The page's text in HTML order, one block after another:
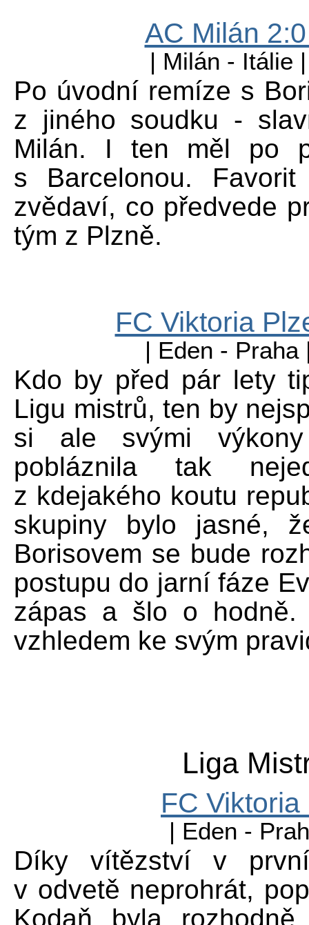
AC Milán
| Milán - Itálie
Po úvodní remíze s
z jiného soudku -
Milán. I ten měl po
s Barcelonou.
zvědaví, co předvede
tým z Plzně.
FC Viktoria
| Eden -
Kdo by před pár lety
Ligu mistrů, ten by
si ale svými
pobláznila tak
z kdejakého koutu
skupiny bylo jasné,
Borisovem se bude
postupu do jarní fáze
zápas a šlo o hodně.
vzhledem ke svým
Liga
FC
| Eden -
Díky vítězství v
v odvetě neprohrát,
Kodaň byla